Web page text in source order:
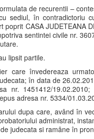
de recurentii –
sediul, în contradictoriu
CASA JUDETEANA
sentintei civile nr.
lipsit partile.
care învedereaza
în data de
nr. 1451412/
adresa nr. 5334/
dupa care, având în
administrat,
judecata si ramâne în